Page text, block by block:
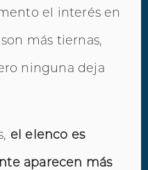
el interés en
más tiernas,
ninguna deja
el elenco es
aparecen más